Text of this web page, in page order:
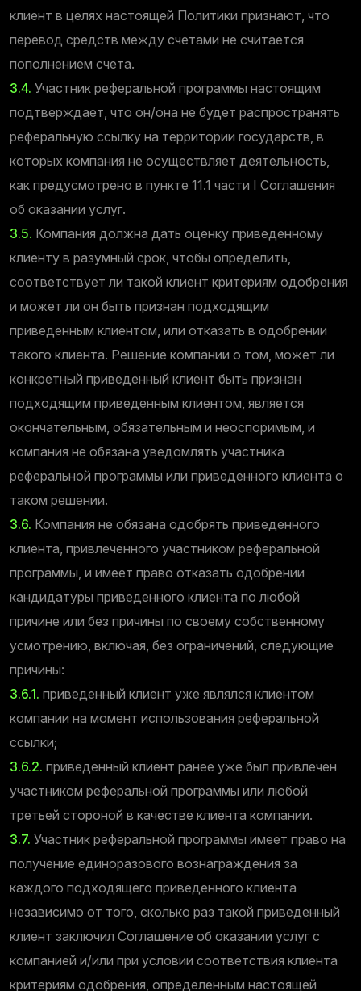
клиент в целях настоящей Политики признают, что
перевод средств между счетами не считается
пополнением счета.
3.4. Участник реферальной программы настоящим
подтверждает, что он/она не будет распространять
реферальную ссылку на территории государств, в
которых компания не осуществляет деятельность,
как предусмотрено в пункте 11.1 части I Соглашения
об оказании услуг.
3.5. Компания должна дать оценку приведенному
клиенту в разумный срок, чтобы определить,
соответствует ли такой клиент критериям одобрения
и может ли он быть признан подходящим
приведенным клиентом, или отказать в одобрении
такого клиента. Решение компании о том, может ли
конкретный приведенный клиент быть признан
подходящим приведенным клиентом, является
окончательным, обязательным и неоспоримым, и
компания не обязана уведомлять участника
реферальной программы или приведенного клиента о
таком решении.
3.6. Компания не обязана одобрять приведенного
клиента, привлеченного участником реферальной
программы, и имеет право отказать одобрении
кандидатуры приведенного клиента по любой
причине или без причины по своему собственному
усмотрению, включая, без ограничений, следующие
причины:
3.6.1. приведенный клиент уже являлся клиентом
компании на момент использования реферальной
ссылки;
3.6.2. приведенный клиент ранее уже был привлечен
участником реферальной программы или любой
третьей стороной в качестве клиента компании.
3.7. Участник реферальной программы имеет право на
получение единоразового вознаграждения за
каждого подходящего приведенного клиента
независимо от того, сколько раз такой приведенный
клиент заключил Соглашение об оказании услуг с
компанией и/или при условии соответствия клиента
критериям одобрения, определенным настоящей